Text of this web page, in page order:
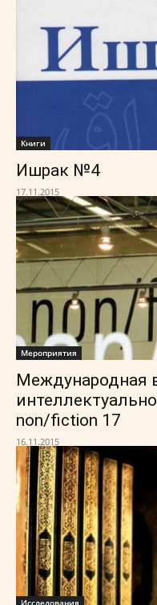
Книги
Ишрак №4
17.11.2015
Мероприятия
Международная
non/fiction 17
16.11.2015
Исследования